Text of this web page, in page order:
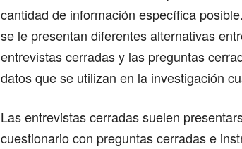
cantidad de información específica
se le presentan diferentes alternativas
entrevistas cerradas y las preguntas
datos que se utilizan en la investigación
Las entrevistas cerradas suelen
cuestionario con preguntas cerradas e